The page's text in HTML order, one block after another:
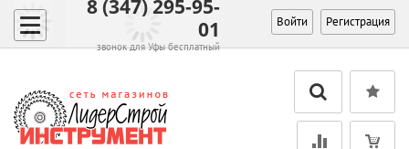
8 (347) 295-95-
01
звонок для Уфы бесплатный
Войти Регистрация